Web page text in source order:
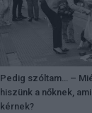
Pedig szóltam… –
hiszünk a nőknek,
kérnek?